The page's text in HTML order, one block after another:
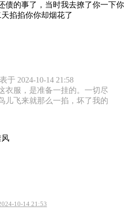
债的事了，当时我去撩了你一下你
掐掐你你却烟花了
于 2024-10-14 21:58
衣服，是准备一挂的。一切尽
儿飞来就那么一掐，坏了我的
风
10-14 21:53